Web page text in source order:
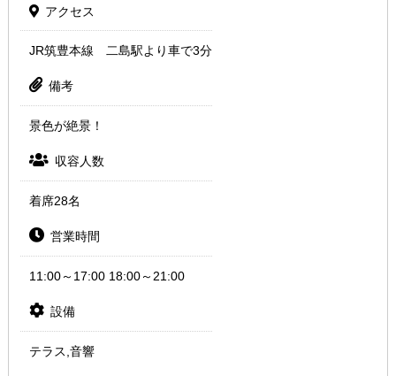
アクセス
JR筑豊本線 二島駅より車で3分
備考
景色が絶景！
収容人数
着席28名
営業時間
11:00～17:00 18:00～21:00
設備
テラス,音響